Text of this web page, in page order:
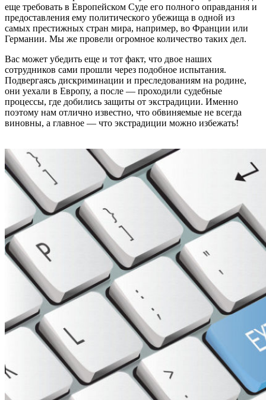
еще требовать в Европейском Суде его полного оправдания и
предоставления ему политического убежища в одной из
самых престижных стран мира, например, во Франции или
Германии. Мы же провели огромное количество таких дел.
Вас может убедить еще и тот факт, что двое наших
сотрудников сами прошли через подобное испытания.
Подвергаясь дискриминации и преследованиям на родине,
они уехали в Европу, а после — проходили судебные
процессы, где добились защиты от экстрадиции. Именно
поэтому нам отлично известно, что обвиняемые не всегда
виновны, а главное — что экстрадиции можно избежать!